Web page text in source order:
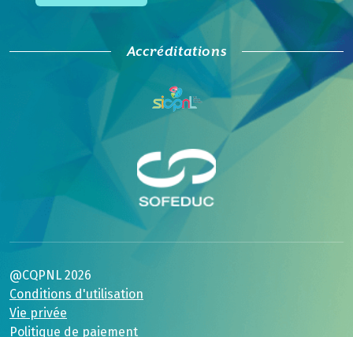
Accréditations
@CQPNL 2026
Conditions d'utilisation
Vie privée
Politique de paiement